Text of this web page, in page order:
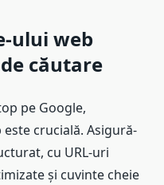
ului web
căutare
pe Google,
crucială. Asigură-
cu URL-uri
și cuvinte cheie